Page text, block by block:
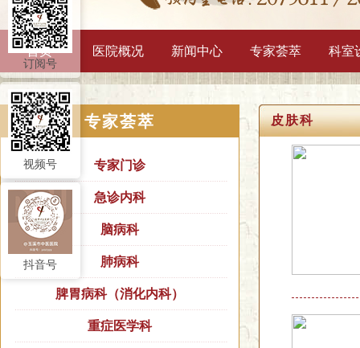
首页 医院概况 新闻中心 专家荟萃 科室
专家荟萃
专家门诊
急诊内科
脑病科
肺病科
脾胃病科（消化内科）
重症医学科
皮肤科
订阅号
视频号
抖音号